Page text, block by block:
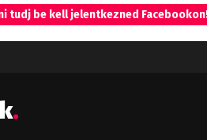
tudj be kell jelentkezned
.